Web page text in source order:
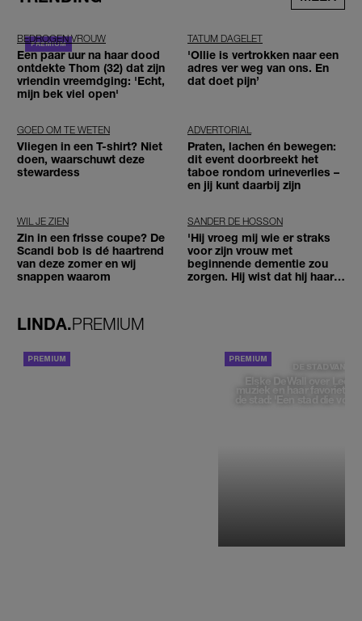
BEDROGEN VROUW
Een paar uur na haar dood
ontdekte Thom (32) dat zijn
vriendin vreemdging: 'Echt,
mijn bek viel open'
TATUM DAGELET
'Ollie is vertrokken naar een
adres ver weg van ons. En
dat doet pijn’
GOED OM TE WETEN
Vliegen in een T-shirt? Niet
doen, waarschuwt deze
stewardess
ADVERTORIAL
Praten, lachen én bewegen:
dit event doorbreekt het
taboe rondom urineverlies –
en jij kunt daarbij zijn
WIL JE ZIEN
Zin in een frisse coupe? De
Scandi bob is dé haartrend
van deze zomer en wij
snappen waarom
SANDER DE HOSSON
'Hij vroeg mij wie er straks
voor zijn vrouw met
beginnende dementie zou
zorgen. Hij wist dat hij haar
LINDA.PREMIUM
DE STAD VAN
Elske DeWall over
muziek en haar favoriete
de stad: 'Een stad die